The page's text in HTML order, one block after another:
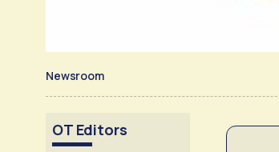
Newsroom
OT Editors